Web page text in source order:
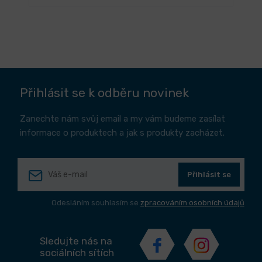
Přihlásit se k odběru novinek
Zanechte nám svůj email a my vám budeme zasílat
informace o produktech a jak s produkty zacházet.
Přihlásit se
Odesláním souhlasím se zpracováním osobních údajů
Sledujte nás na
sociálních sítích